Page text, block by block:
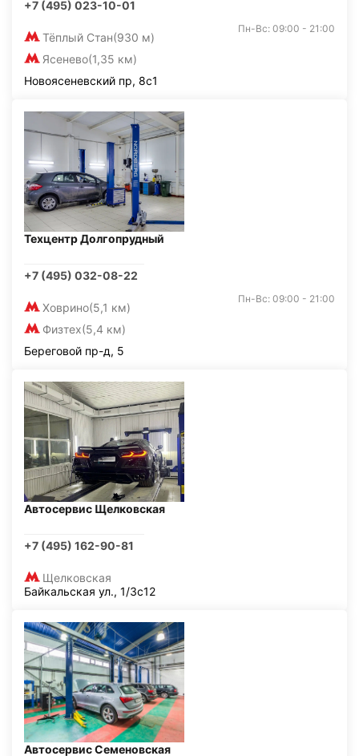
+7 (495) 023-10-01
Тёплый Стан(930 м)
Ясенево(1,35 км)
Пн-Вс: 09:00 - 21:00
Новоясеневский пр, 8с1
Техцентр Долгопрудный
+7 (495) 032-08-22
Ховрино(5,1 км)
Физтех(5,4 км)
Пн-Вс: 09:00 - 21:00
Береговой пр-д, 5
Автосервис Щелковская
+7 (495) 162-90-81
Щелковская
Байкальская ул., 1/3с12
Автосервис Семеновская